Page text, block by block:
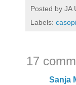
Posted by JA
Labels:
17
Sanja